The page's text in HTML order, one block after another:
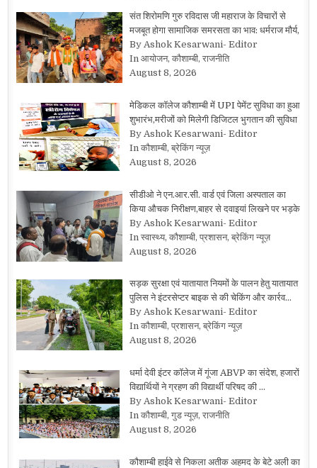
संत शिरोमणि गुरु रविदास जी महाराज के विचारों से
मजबूत होगा सामाजिक समरसता का भाव: धर्मराज मौर्य,
By Ashok Kesarwani- Editor
In आयोजन, कौशाम्बी, राजनीति
August 8, 2026
मेडिकल कॉलेज कौशाम्बी में UPI पेमेंट सुविधा का हुआ
शुभारंभ,मरीजों को मिलेगी डिजिटल भुगतान की सुविधा
By Ashok Kesarwani- Editor
In कौशाम्बी, ब्रेकिंग न्यूज़
August 8, 2026
सीडीओ ने एन.आर.सी. वार्ड एवं जिला अस्पताल का
किया औचक निरीक्षण,बाहर से दवाइयां लिखने पर भड़के
By Ashok Kesarwani- Editor
In स्वास्थ्य, कौशाम्बी, प्रशासन, ब्रेकिंग न्यूज़
August 8, 2026
सड़क सुरक्षा एवं यातायात नियमों के पालन हेतु यातायात
पुलिस ने इंटरसेप्टर बाइक से की चेकिंग और कार्रव…
By Ashok Kesarwani- Editor
In कौशाम्बी, प्रशासन, ब्रेकिंग न्यूज़
August 8, 2026
धर्मा देवी इंटर कॉलेज में गूंजा ABVP का संदेश, हजारों
विद्यार्थियों ने ग्रहण की विद्यार्थी परिषद की …
By Ashok Kesarwani- Editor
In कौशाम्बी, गुड न्यूज़, राजनीति
August 8, 2026
कौशाम्बी हाईवे से निकला अतीक अहमद के बेटे अली का